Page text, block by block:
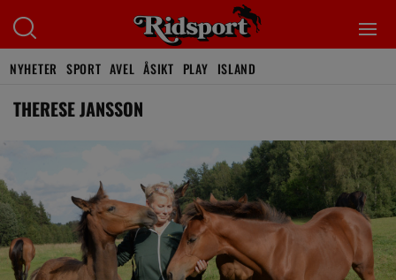
NYHETER SPORT AVEL ÅSIKT PLAY ISLAND
THERESE JANSSON